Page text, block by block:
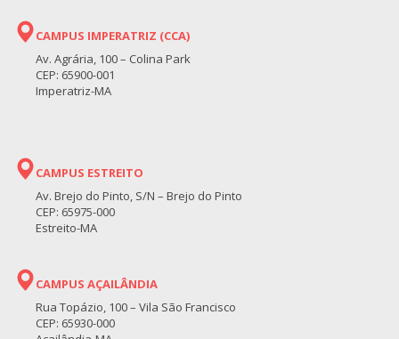
CAMPUS IMPERATRIZ (CCA)
Av. Agrária, 100 – Colina Park
CEP: 65900-001
Imperatriz-MA
CAMPUS ESTREITO
Av. Brejo do Pinto, S/N – Brejo do Pinto
CEP: 65975-000
Estreito-MA
CAMPUS AÇAILÂNDIA
Rua Topázio, 100 – Vila São Francisco
CEP: 65930-000